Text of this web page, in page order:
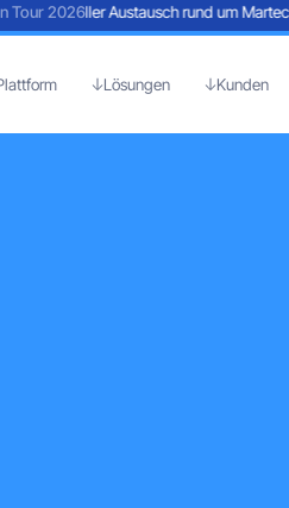
Tour 2026
Tag voller Austausch rund um Martech
Lösungen Kunden